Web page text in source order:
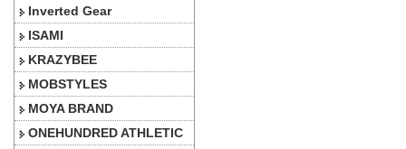
Inverted Gear
ISAMI
KRAZYBEE
MOBSTYLES
MOYA BRAND
ONEHUNDRED ATHLETIC